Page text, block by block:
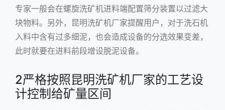
专家一般会在螺旋洗矿机进料端配置筛分装置以过滤大
块物料。另外，昆明洗矿机厂家提醒用户，对于洗石机
入料中含有过多细泥，也会造成设备的分选效果变差，
此时就要在进料前段增设脱泥设备。
2严格按照昆明洗矿机厂家的工艺设
计控制给矿量区间